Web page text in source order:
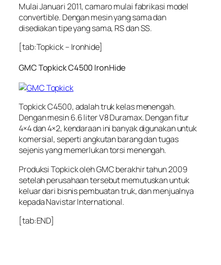
Mulai Januari 2011, camaro mulai fabrikasi model
convertible. Dengan mesin yang sama dan
disediakan tipe yang sama, RS dan SS.
[tab:Topkick – Ironhide]
GMC Topkick C4500 IronHide
Topkick C4500, adalah truk kelas menengah.
Dengan mesin 6.6 liter V8 Duramax. Dengan fitur
4×4 dan 4×2, kendaraan ini banyak digunakan untuk
komersial, seperti angkutan barang dan tugas
sejenis yang memerlukan torsi menengah.
Produksi Topkick oleh GMC berakhir tahun 2009
setelah perusahaan tersebut memutuskan untuk
keluar dari bisnis pembuatan truk, dan menjualnya
kepada Navistar International.
[tab:END]